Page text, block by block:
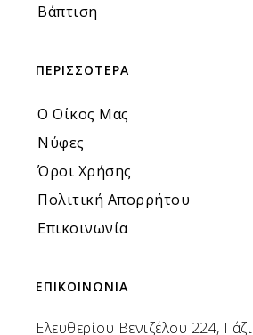
Βάπτιση
ΠΕΡΙΣΣΟΤΕΡΑ
Ο Οίκος Μας
Νύφες
Όροι Χρήσης
Πολιτική Απορρήτου
Επικοινωνία
ΕΠΙΚΟΙΝΩΝΙΑ
Ελευθερίου Βενιζέλου 224, Γάζι